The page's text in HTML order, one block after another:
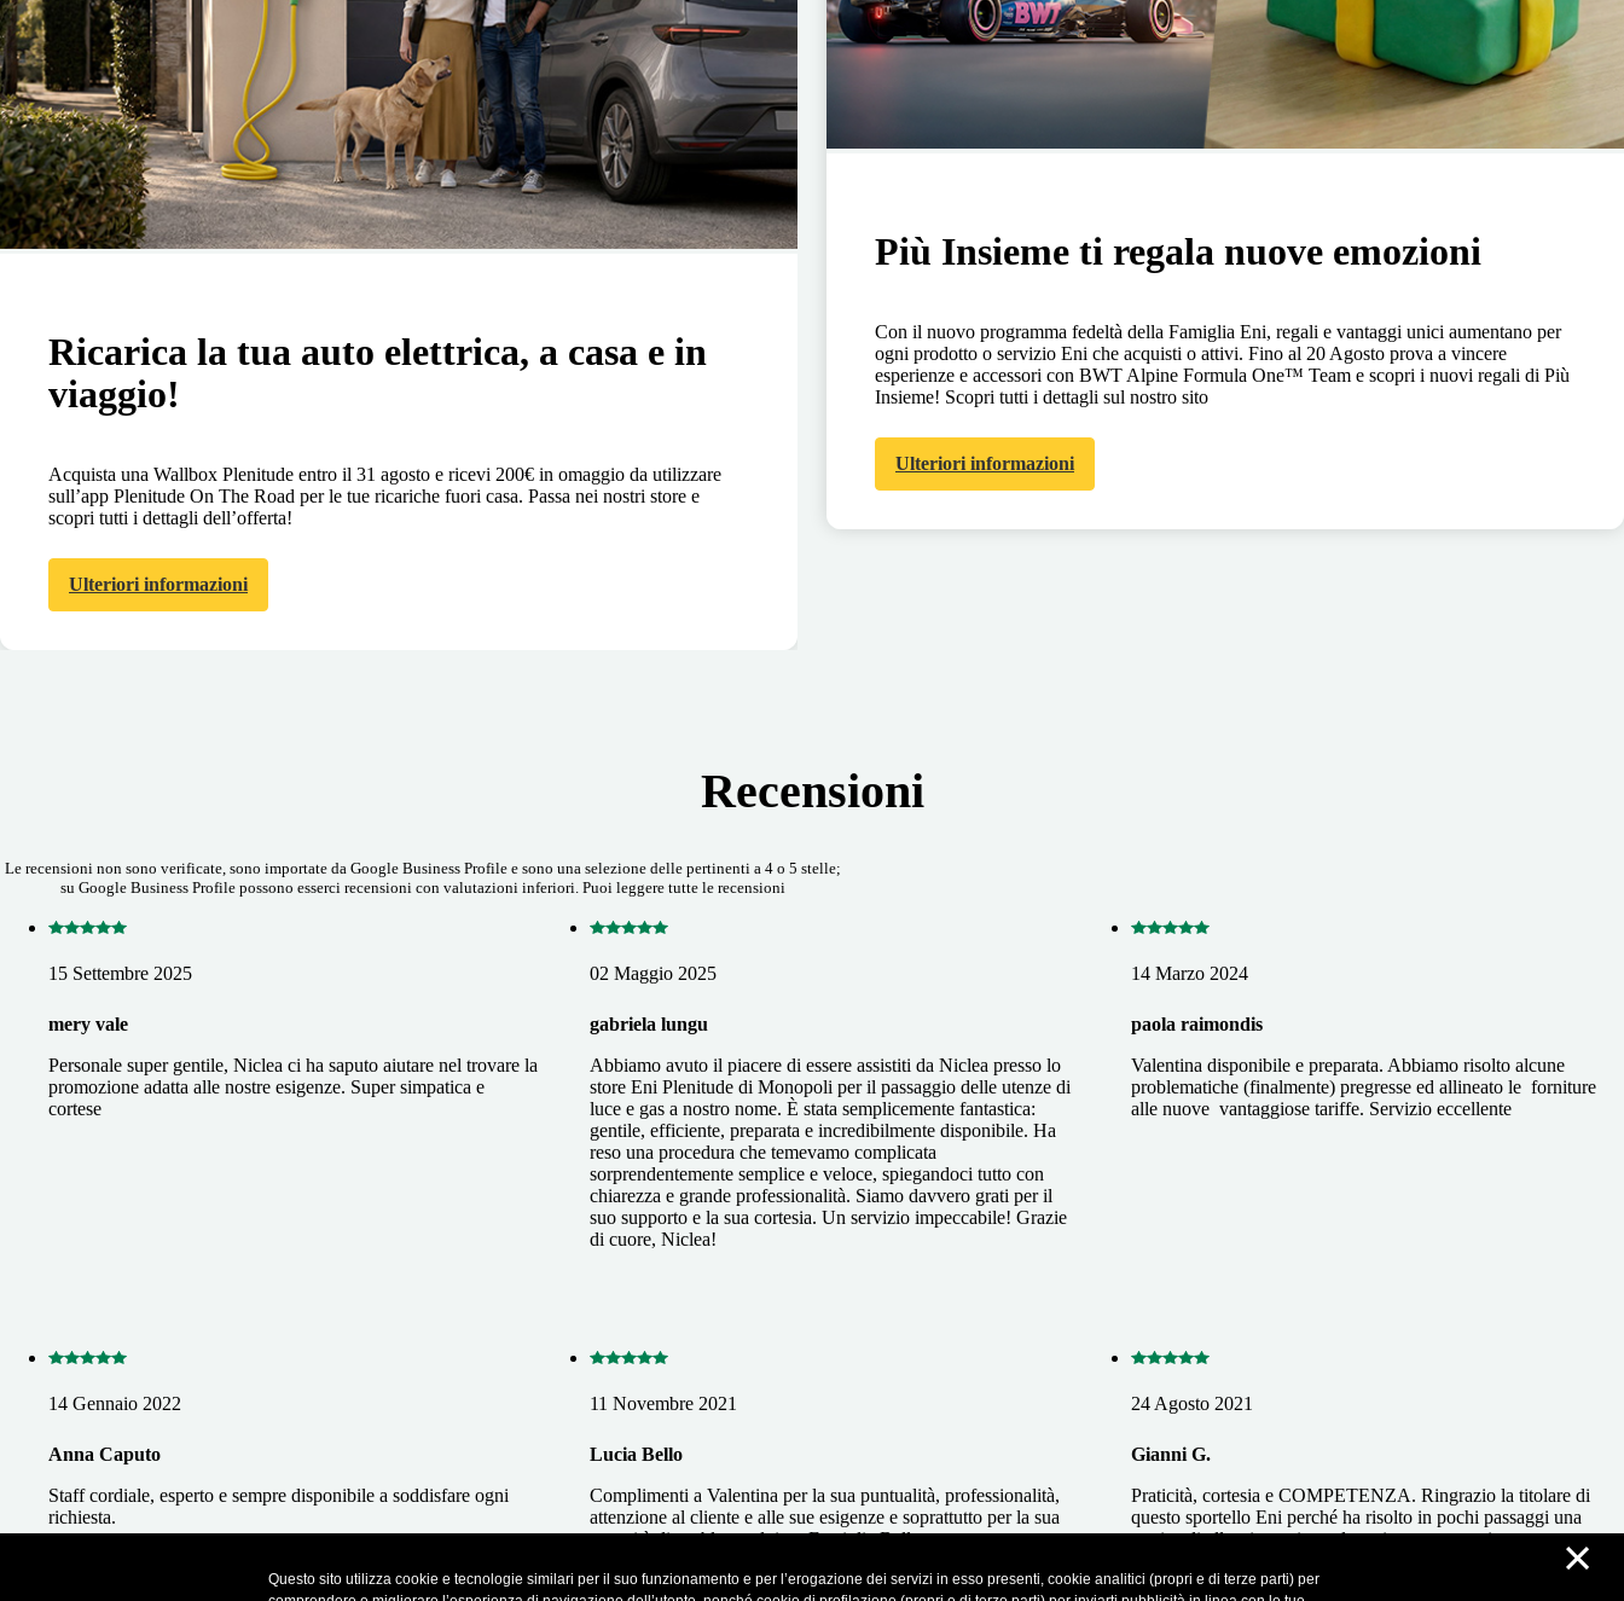
Questo sito utilizza cookie e tecnologie similari per il suo funzionamento e per l’erogazione dei servizi in esso presenti, cookie analitici (propri e di terze parti) per
×
Ricarica la tua auto elettrica, a casa e in
viaggio!
Acquista una Wallbox Plenitude entro il 31 agosto e ricevi 200€ in omaggio da utilizzare
sull’app Plenitude On The Road per le tue ricariche fuori casa. Passa nei nostri store e
scopri tutti i dettagli dell’offerta!
Ulteriori informazioni
Più Insieme ti regala nuove emozioni
Con il nuovo programma fedeltà della Famiglia Eni, regali e vantaggi unici aumentano per
ogni prodotto o servizio Eni che acquisti o attivi. Fino al 20 Agosto prova a vincere
esperienze e accessori con BWT Alpine Formula One™ Team e scopri i nuovi regali di Più
Insieme! Scopri tutti i dettagli sul nostro sito
Ulteriori informazioni
Recensioni
Le recensioni non sono verificate, sono importate da Google Business Profile e sono una selezione delle pertinenti a 4 o 5 stelle;
su Google Business Profile possono esserci recensioni con valutazioni inferiori. Puoi leggere tutte le recensioni
15 Settembre 2025
mery vale
Personale super gentile, Niclea ci ha saputo aiutare nel trovare la
promozione adatta alle nostre esigenze. Super simpatica e
cortese
02 Maggio 2025
gabriela lungu
Abbiamo avuto il piacere di essere assistiti da Niclea presso lo
store Eni Plenitude di Monopoli per il passaggio delle utenze di
luce e gas a nostro nome. È stata semplicemente fantastica:
gentile, efficiente, preparata e incredibilmente disponibile. Ha
reso una procedura che temevamo complicata
sorprendentemente semplice e veloce, spiegandoci tutto con
chiarezza e grande professionalità. Siamo davvero grati per il
suo supporto e la sua cortesia. Un servizio impeccabile! Grazie
di cuore, Niclea!
14 Marzo 2024
paola raimondis
Valentina disponibile e preparata. Abbiamo risolto alcune
problematiche (finalmente) pregresse ed allineato le forniture
alle nuove vantaggiose tariffe. Servizio eccellente
14 Gennaio 2022
Anna Caputo
Staff cordiale, esperto e sempre disponibile a soddisfare ogni
richiesta.
11 Novembre 2021
Lucia Bello
Complimenti a Valentina per la sua puntualità, professionalità,
attenzione al cliente e alle sue esigenze e soprattutto per la sua
capacità di problem solving. Famiglia Bello
24 Agosto 2021
Gianni G.
Praticità, cortesia e COMPETENZA. Ringrazio la titolare di
questo sportello Eni perché ha risolto in pochi passaggi una
pratica di allaccio avviata telematicamente e poi arenata per
troppi intoppi. Consiglio vivamente la sua consulenza a chi
volesse intraprendere un rapporto commerciale con Eni.